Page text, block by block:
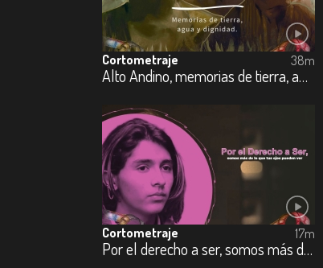
Cortometraje
Alto Andino, memorias de tierra, agua y dignidad
38m
Cortometraje
Por el derecho a ser, somos más de lo que tus ojos pueden ver
17m